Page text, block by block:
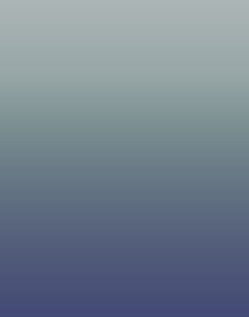
Que des
notre
qui créent le